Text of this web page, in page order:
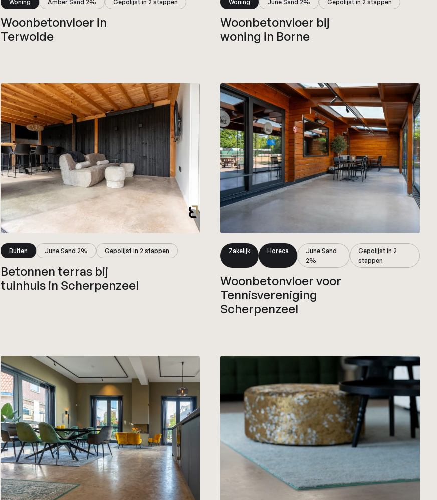
Woning Amber Sand 2% Gepolijst in 2 stappen
Woonbetonvloer in
Terwolde
Woning June Sand 2% Gepolijst in 2 stappen
Woonbetonvloer bij
woning in Borne
Buiten June Sand 2% Gepolijst in 2 stappen
Betonnen terras bij
tuinhuis in Scherpenzeel
Zakelijk Horeca
June Sand
2%
Gepolijst in 2
stappen
Woonbetonvloer voor
Tennisvereniging
Scherpenzeel